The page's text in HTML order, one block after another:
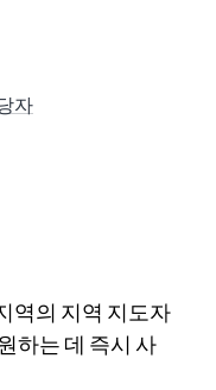
자
역의 지역 지도자
하는 데 즉시 사